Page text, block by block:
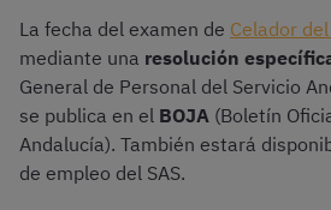
La fecha del examen de Celador del
mediante una resolución
General de Personal del Servicio
se publica en el BOJA (Boletín
Andalucía). También estará
de empleo del SAS.